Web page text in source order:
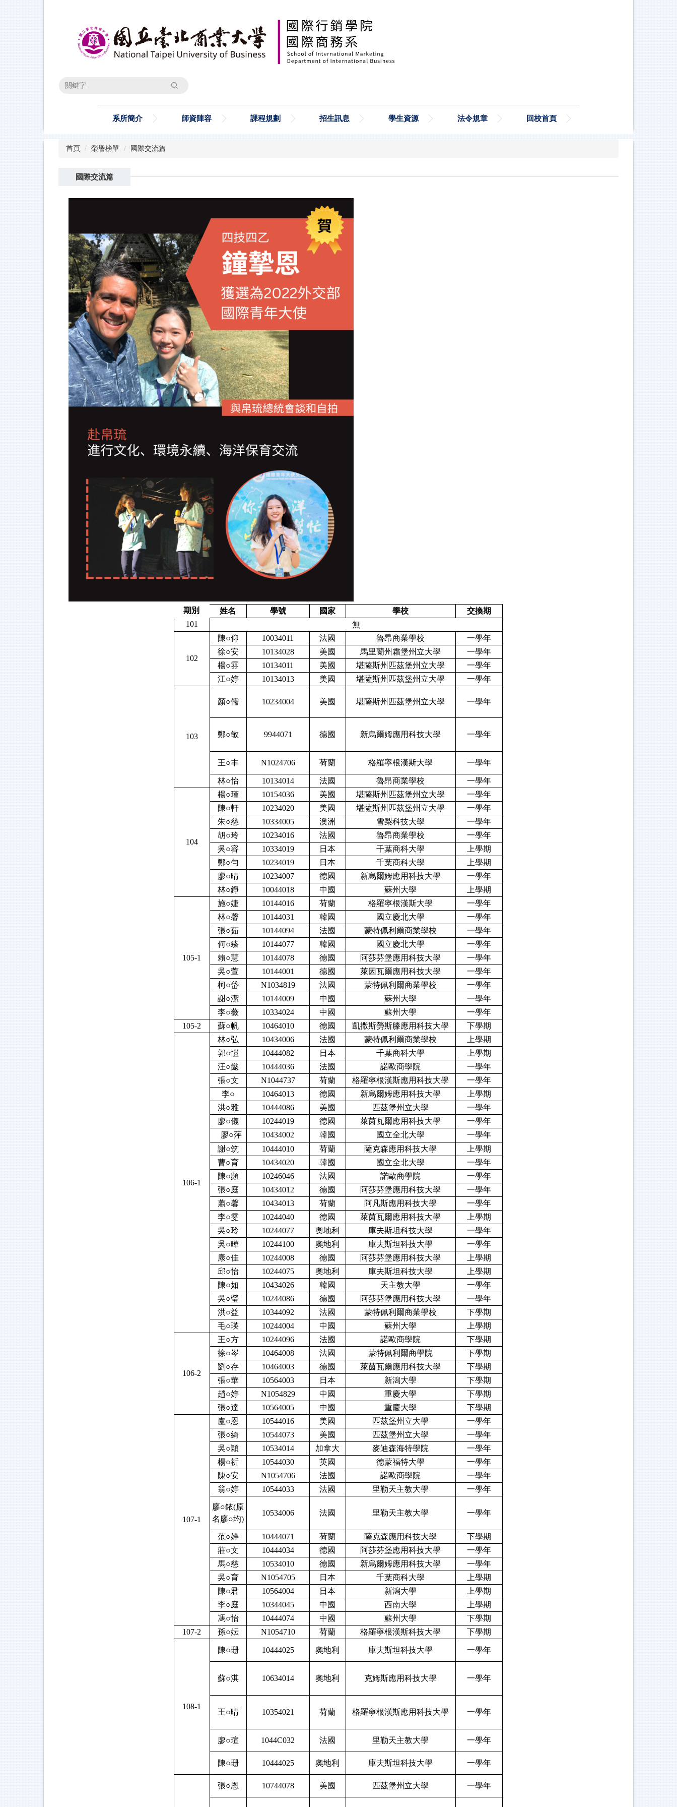
搜尋
系所簡介 師資陣容 課程規劃 招生訊息 學生資源 法令規章 回校首頁
首頁 榮譽榜單 國際交流篇
國際交流篇
期別 姓名 學號 國家 學校
交換期
101
無
102
陳○仰 10034011 法國 魯昂商業學校
一學年
徐○安
10134028 美國 馬里蘭州霜堡州立大學
一學年
楊○雰
10134011 美國 堪薩斯州匹茲堡州立大學
一學年
江○婷
10134013 美國 堪薩斯州匹茲堡州立大學 一學年
103
顏○儒 10234004 美國 堪薩斯州匹茲堡州立大學 一學年
鄭○敏 9944071 德國 新烏爾姆應用科技大學 一學年
王○丰 N1024706 荷蘭 格羅寧根漢斯大學 一學年
林○怡 10134014 法國 魯昂商業學校 一學年
104
楊○瑾 10154036 美國 堪薩斯州匹茲堡州立大學
一學年
陳○軒
10234020 美國 堪薩斯州匹茲堡州立大學
一學年
朱○慈
10334005 澳洲 雪梨科技大學
一學年
胡○玲
10234016 法國 魯昂商業學校
一學年
吳○容
10334019 日本 千葉商科大學
上學期
鄭○勻
10234019 日本 千葉商科大學
上學期
廖○晴
10234007 德國 新烏爾姆應用科技大學
一學年
林○錚
10044018 中國 蘇州大學 上學期
105-1
施○婕 10144016 荷蘭 格羅寧根漢斯大學
一學年
林○馨
10144031 韓國 國立慶北大學
一學年
張○茹
10144094 法國 蒙特佩利爾商業學校
一學年
何○臻
10144077 韓國 國立慶北大學
一學年
賴○慧
10144078 德國 阿莎芬堡應用科技大學
一學年
吳○萱
10144001 德國 萊因瓦爾應用科技大學
一學年
柯○岱
N1034819 法國 蒙特佩利爾商業學校
一學年
謝○潔
10144009 中國 蘇州大學
一學年
李○薇
10334024 中國 蘇州大學
一學年
105-2
蘇○帆 10464010 德國 凱撒斯勞斯滕應用科技大學 下學期
106-1
林○弘 10434006 法國 蒙特佩利爾商業學校
上學期
郭○愷
10444082 日本 千葉商科大學
上學期
汪○懿
10444036 法國 諾歐商學院
一學年
張○文
N1044737 荷蘭 格羅寧根漢斯應用科技大學
一學年
李○
10464013 德國 新烏爾姆應用科技大學
上學期
洪○雅
10444086 美國 匹茲堡州立大學
一學年
廖○儀
10244019 德國 萊茵瓦爾應用科技大學
一學年
廖○萍
10434002 韓國 國立全北大學
一學年
謝○筑
10444010 荷蘭 薩克森應用科技大學
上學期
曹○育
10434020 韓國 國立全北大學
一學年
陳○頻
10246046 法國 諾歐商學院
一學年
張○庭
10434012 德國 阿莎芬堡應用科技大學
一學年
蕭○馨
10434013 荷蘭 阿凡斯應用科技大學
一學年
李○雯
10244040 德國 萊茵瓦爾應用科技大學
上學期
吳○玲
10244077 奧地利 庫夫斯坦科技大學
一學年
吳○曄
10244100 奧地利 庫夫斯坦科技大學
一學年
康○佳
10244008 德國 阿莎芬堡應用科技大學
上學期
邱○怡
10244075 奧地利 庫夫斯坦科技大學
上學期
陳○如
10434026 韓國 天主教大學
一學年
吳○瑩
10244086 德國 阿莎芬堡應用科技大學
一學年
洪○益
10344092 法國 蒙特佩利爾商業學校
下學期
毛○瑛
10244004 中國 蘇州大學 上學期
106-2
王○方 10244096 法國 諾歐商學院
下學期
徐○岑
10464008 法國 蒙特佩利爾商學院
下學期
劉○存
10464003 德國 萊茵瓦爾應用科技大學
下學期
張○華
10564003 日本 新潟大學
下學期
趙○婷
N1054829 中國 重慶大學
下學期
張○達
10564005 中國 重慶大學 下學期
107-1
盧○恩 10544016 美國 匹茲堡州立大學
一學年
張○綺
10544073 美國 匹茲堡州立大學
一學年
吳○穎
10534014 加拿大 麥迪森海特學院
一學年
楊○祈
10544030 英國 德蒙福特大學
一學年
陳○安
N1054706 法國 諾歐商學院
一學年
翁○婷
10544033 法國 里勒天主教大學 一學年
廖○銥(原
名廖○均)
10534006 法國 里勒天主教大學 一學年
范○婷 10444071 荷蘭 薩克森應用科技大學
下學期
莊○文
10444034 德國 阿莎芬堡應用科技大學
一學年
馬○慈
10534010 德國 新烏爾姆應用科技大學
一學年
吳○育
N1054705 日本 千葉商科大學
上學期
陳○君
10564004 日本 新潟大學
上學期
李○庭
10344045 中國 西南大學
上學期
馮○怡
10444074 中國 蘇州大學
下學期
107-2
孫○妘 N1054710 荷蘭 格羅寧根漢斯科技大學 下學期
108-1
陳○珊 10444025 奧地利 庫夫斯坦科技大學 一學年
蘇○淇 10634014 奧地利 克姆斯應用科技大學 一學年
王○晴 10354021 荷蘭 格羅寧根漢斯應用科技大學 一學年
廖○瑄 1044C032 法國 里勒天主教大學 一學年
陳○珊 10444025 奧地利 庫夫斯坦科技大學 一學年
張○恩 10744078 美國 匹茲堡州立大學 一學年